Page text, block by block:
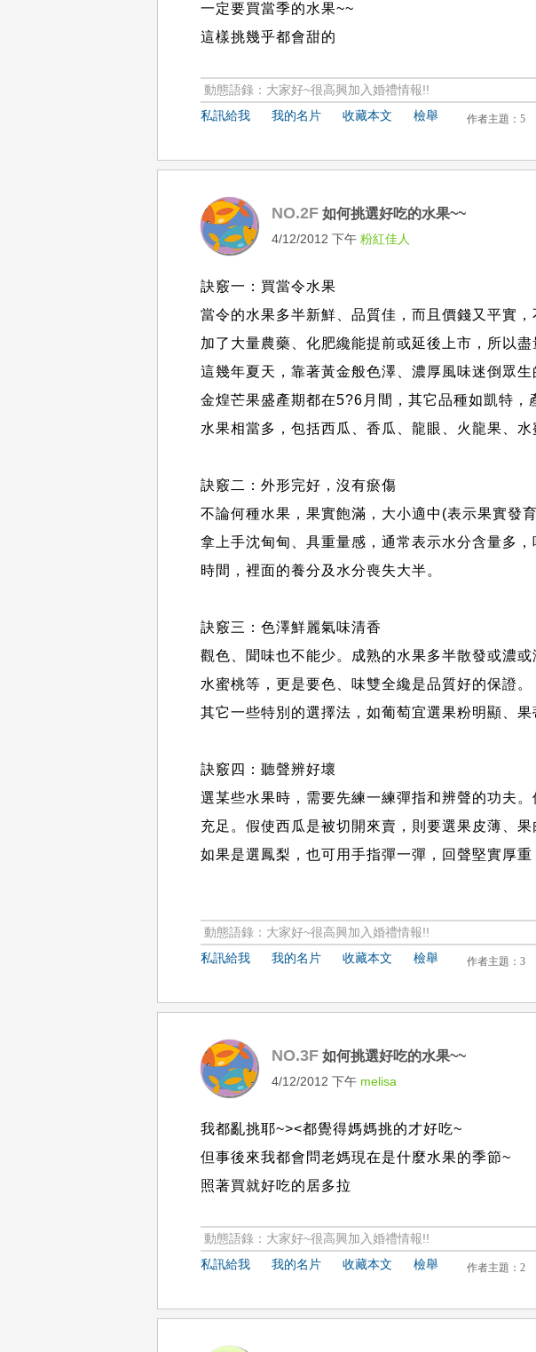
一定要買當季的水果~~
這樣挑幾乎都會甜的
動態語錄：大家好~很高興加入婚禮情報!!
私訊給我
我的名片 收藏本文 檢舉
NO.2F 如何挑選好吃的水果~~
4/12/2012 下午粉紅佳人
訣竅一：買當令水果
當令的水果多半新鮮、品質佳，而且價錢又平實
加了大量農藥、化肥纔能提前或延後上市，所以盡
這幾年夏天，靠著黃金般色澤、濃厚風味迷倒眾
金煌芒果盛產期都在5?6月間，其它品種如凱特，
水果相當多，包括西瓜、香瓜、龍眼、火龍果、
訣竅二：外形完好，沒有瘀傷
不論何種水果，果實飽滿，大小適中(表示果實發
拿上手沈甸甸、具重量感，通常表示水分含量多
時間，裡面的養分及水分喪失大半。
訣竅三：色澤鮮麗氣味清香
觀色、聞味也不能少。成熟的水果多半散發或濃
水蜜桃等，更是要色、味雙全纔是品質好的保證。
其它一些特別的選擇法，如葡萄宜選果粉明顯、
訣竅四：聽聲辨好壞
選某些水果時，需要先練一練彈指和辨聲的功夫
充足。假使西瓜是被切開來賣，則要選果皮薄、
如果是選鳳梨，也可用手指彈一彈，回聲堅實厚重
動態語錄：大家好~很高興加入婚禮情報!!
私訊給我
我的名片 收藏本文 檢舉
NO.3F 如何挑選好吃的水果~~
4/12/2012 下午 melisa
我都亂挑耶~><都覺得媽媽挑的才好吃~
但事後來我都會問老媽現在是什麼水果的季節~
照著買就好吃的居多拉
動態語錄：大家好~很高興加入婚禮情報!!
私訊給我
我的名片 收藏本文 檢舉